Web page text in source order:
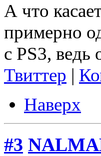
А что
примерно
с PS3, ведь
Твиттер |
Наверх
#3